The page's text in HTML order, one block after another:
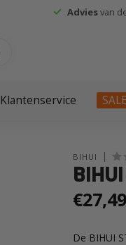
Adviesvan
Klantenservice SALE
BIHUI
€27,49
De BIHUI